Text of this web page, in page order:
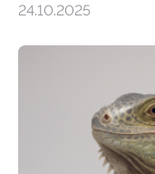
vergangenen fünf
heutigen
Aufbauphase an
Bundesministerium
Heimat.
Ein Netz aus 155
24.10.2025